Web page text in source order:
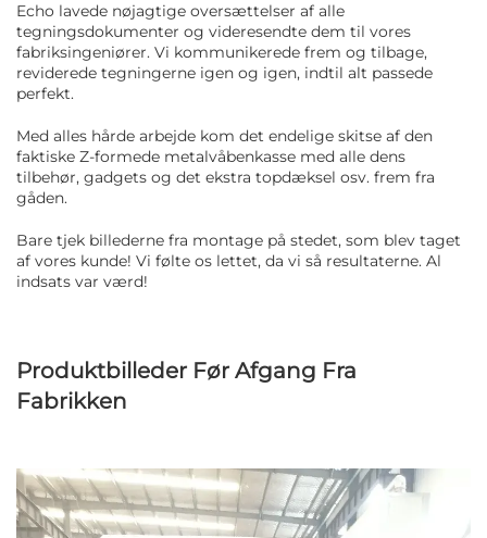
Echo lavede nøjagtige oversættelser af alle
tegningsdokumenter og videresendte dem til vores
fabriksingeniører. Vi kommunikerede frem og tilbage,
reviderede tegningerne igen og igen, indtil alt passede
perfekt.
Med alles hårde arbejde kom det endelige skitse af den
faktiske Z-formede metalvåbenkasse med alle dens
tilbehør, gadgets og det ekstra topdæksel osv. frem fra
gåden.
Bare tjek billederne fra montage på stedet, som blev taget
af vores kunde! Vi følte os lettet, da vi så resultaterne. Al
indsats var værd!
Produktbilleder Før Afgang Fra
Fabrikken